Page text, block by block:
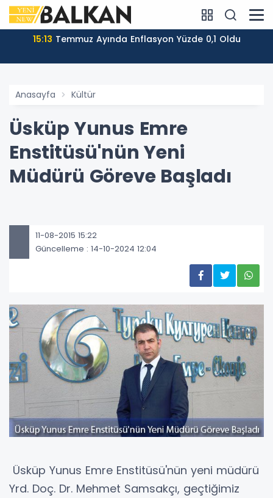
15:13 Temmuz Ayında Enflasyon Yüzde 0,1 Oldu
Anasayfa Kültür
Üsküp Yunus Emre
Enstitüsü'nün Yeni
Müdürü Göreve Başladı
11-08-2015 15:22
Güncelleme : 14-10-2024 12:04
Üsküp Yunus Emre Enstitüsü'nün yeni müdürü
Yrd. Doç. Dr. Mehmet Samsakçı, geçtiğimiz